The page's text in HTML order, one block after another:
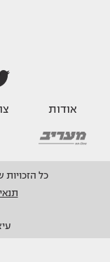
אודות
כל הזכויות שמורות ©